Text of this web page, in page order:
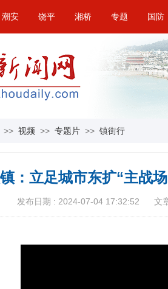
潮安 饶平 湘桥 专题 国防
>> 视频 >> 专题片 >> 镇街行
：立足城市东扩“主战
发布日期 : 2024-07-04 17:32:52 文